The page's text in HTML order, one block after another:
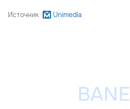
Источник Unimedia